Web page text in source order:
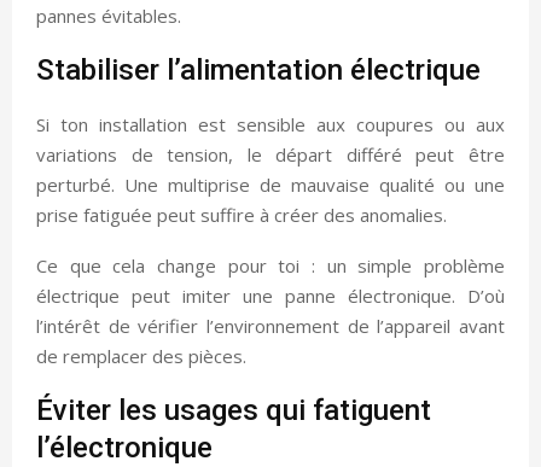
pannes évitables.
Stabiliser l’alimentation électrique
Si ton installation est sensible aux coupures ou aux
variations de tension, le départ différé peut être
perturbé. Une multiprise de mauvaise qualité ou une
prise fatiguée peut suffire à créer des anomalies.
Ce que cela change pour toi : un simple problème
électrique peut imiter une panne électronique. D’où
l’intérêt de vérifier l’environnement de l’appareil avant
de remplacer des pièces.
Éviter les usages qui fatiguent
l’électronique